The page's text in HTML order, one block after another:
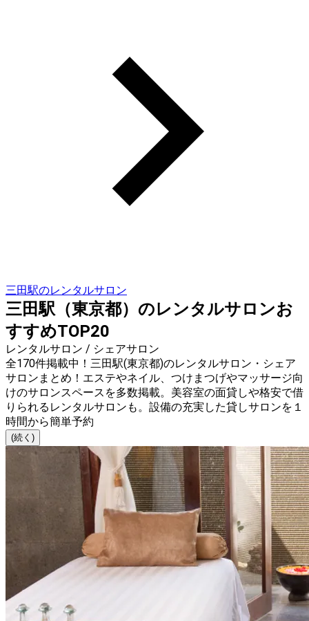
三田駅のレンタルサロン
三田駅（東京都）のレンタルサロンお
すすめTOP20
レンタルサロン / シェアサロン
全170件掲載中！三田駅(東京都)のレンタルサロン・シェア
サロンまとめ！エステやネイル、つけまつげやマッサージ向
けのサロンスペースを多数掲載。美容室の面貸しや格安で借
りられるレンタルサロンも。設備の充実した貸しサロンを１
時間から簡単予約
(続く)